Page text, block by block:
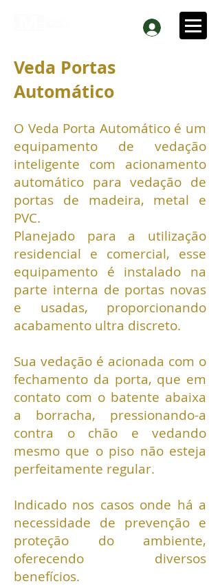
Veda Portas
Automático
O Veda Porta Automático é um
equipamento de vedação
inteligente com acionamento
automático para vedação de
portas de madeira, metal e
PVC.
Planejado para a utilização
residencial e comercial, esse
equipamento é instalado na
parte interna de portas novas
e usadas, proporcionando
acabamento ultra discreto.
Sua vedação é acionada com o
fechamento da porta, que em
contato com o batente abaixa
a borracha, pressionando-a
contra o chão e vedando
mesmo que o piso não esteja
perfeitamente regular.
Indicado nos casos onde há a
necessidade de prevenção e
proteção do ambiente,
oferecendo diversos
benefícios.